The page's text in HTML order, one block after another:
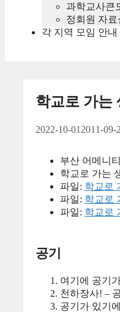
과학교사큰
정회원 자료
각 지역 모임 안내
학교로 가는
2022-10-01 2011-09-
부산 어메니
학교로 가는
파일: 학교로
파일: 학교로
파일: 학교로
공기
여기에 공기
천하장사! –
공기가 있기에